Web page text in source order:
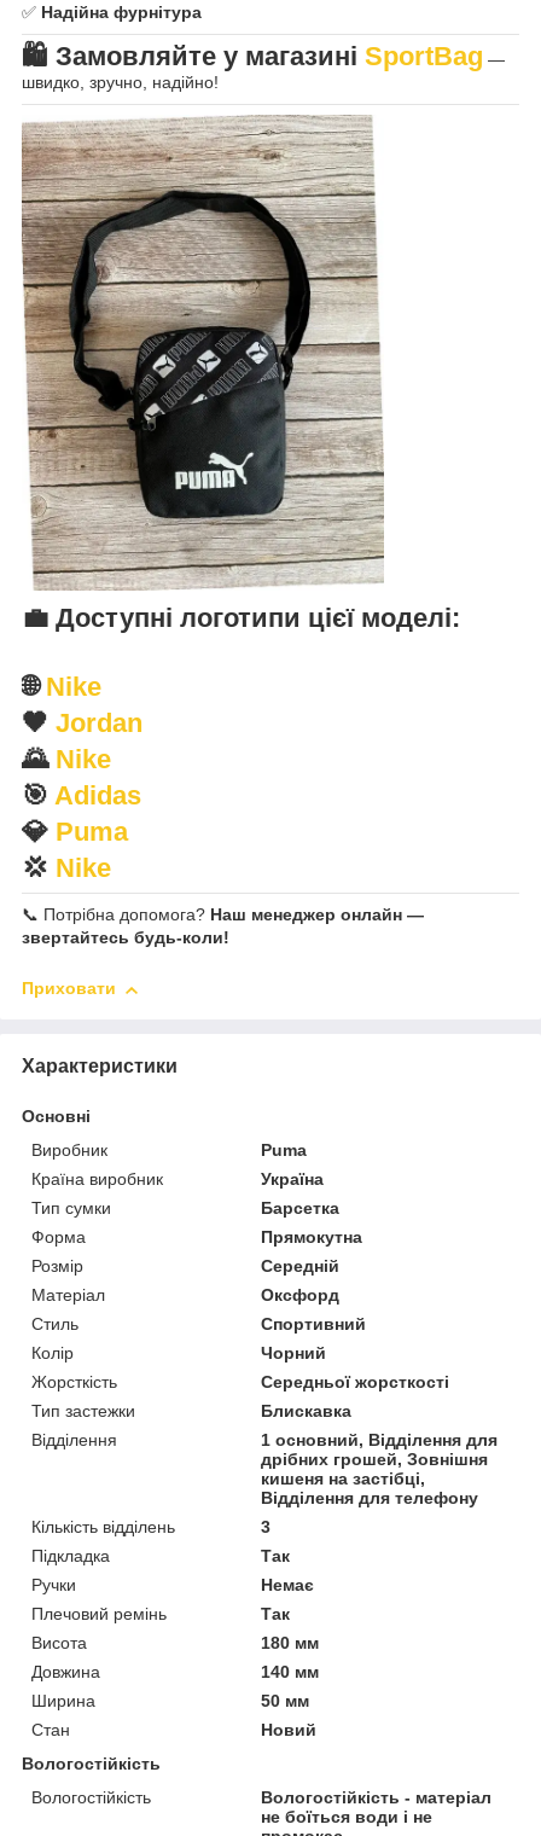
✅ Надійна фурнітура
🛍️ Замовляйте у магазині SportBag —
швидко, зручно, надійно!
💼 Доступні логотипи цієї моделі:
🌐Nike
🖤 Jordan
🌄 Nike
🎯 Adidas
💎 Puma
💢 Nike
📞 Потрібна допомога? Наш менеджер онлайн —
звертайтесь будь-коли!
Приховати
Характеристики
Основні
Виробник
Puma
Країна виробник
Україна
Тип сумки
Барсетка
Форма
Прямокутна
Розмір
Середній
Матеріал
Оксфорд
Стиль
Спортивний
Колір
Чорний
Жорсткість
Середньої жорсткості
Тип застежки
Блискавка
Відділення
1 основний, Відділення для
дрібних грошей, Зовнішня
кишеня на застібці,
Відділення для телефону
Кількість відділень
3
Підкладка
Так
Ручки
Немає
Плечовий ремінь
Так
Висота
180 мм
Довжина
140 мм
Ширина
50 мм
Стан
Новий
Вологостійкість
Вологостійкість
Вологостійкість - матеріал
не боїться води і не